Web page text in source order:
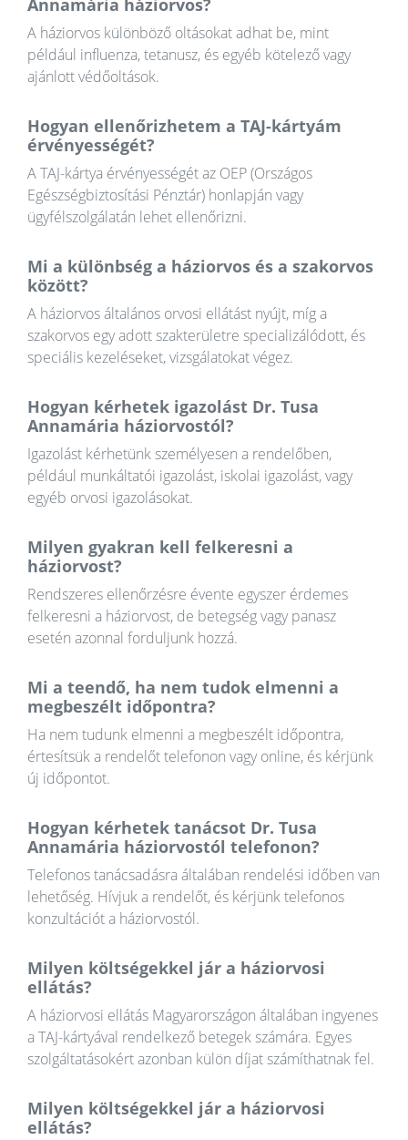
Annamária háziorvos?
A háziorvos különböző oltásokat adhat be, mint
például influenza, tetanusz, és egyéb kötelező vagy
ajánlott védőoltások.
Hogyan ellenőrizhetem a TAJ-kártyám
érvényességét?
A TAJ-kártya érvényességét az OEP (Országos
Egészségbiztosítási Pénztár) honlapján vagy
ügyfélszolgálatán lehet ellenőrizni.
Mi a különbség a háziorvos és a szakorvos
között?
A háziorvos általános orvosi ellátást nyújt, míg a
szakorvos egy adott szakterületre specializálódott, és
speciális kezeléseket, vizsgálatokat végez.
Hogyan kérhetek igazolást Dr. Tusa
Annamária háziorvostól?
Igazolást kérhetünk személyesen a rendelőben,
például munkáltatói igazolást, iskolai igazolást, vagy
egyéb orvosi igazolásokat.
Milyen gyakran kell felkeresni a
háziorvost?
Rendszeres ellenőrzésre évente egyszer érdemes
felkeresni a háziorvost, de betegség vagy panasz
esetén azonnal forduljunk hozzá.
Mi a teendő, ha nem tudok elmenni a
megbeszélt időpontra?
Ha nem tudunk elmenni a megbeszélt időpontra,
értesítsük a rendelőt telefonon vagy online, és kérjünk
új időpontot.
Hogyan kérhetek tanácsot Dr. Tusa
Annamária háziorvostól telefonon?
Telefonos tanácsadásra általában rendelési időben van
lehetőség. Hívjuk a rendelőt, és kérjünk telefonos
konzultációt a háziorvostól.
Milyen költségekkel jár a háziorvosi
ellátás?
A háziorvosi ellátás Magyarországon általában ingyenes
a TAJ-kártyával rendelkező betegek számára. Egyes
szolgáltatásokért azonban külön díjat számíthatnak fel.
Milyen költségekkel jár a háziorvosi
ellátás?